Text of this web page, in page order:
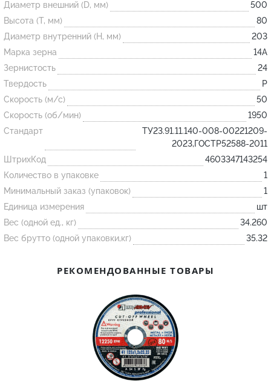
Огнеупорные
изделия
Скачать каталог
Тигель
Муфель
Трубка
Стержень
Пробка
Подставка
Лодочка
Ковш разливочный
Огнеупорная SiC смесь
Диаметр внешний (D, мм)
500
Высота (T, мм)
80
Диаметр внутренний (H, мм)
203
Марка зерна
14А
Зернистость
24
Твердость
P
Скорость (м/с)
50
Скорость (об/мин)
1950
Стандарт
ТУ23.91.11.140-008-00221209-
2023,ГОСТР52588-2011
ШтрихКод
4603347143254
Количество в упаковке
1
Минимальный заказ (упаковок)
1
Единица измерения
шт
Вес (одной ед., кг)
34.260
Вес брутто (одной упаковки,кг)
35.32
РЕКОМЕНДОВАННЫЕ ТОВАРЫ